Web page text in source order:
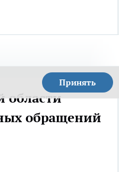
Принять
области
обращений